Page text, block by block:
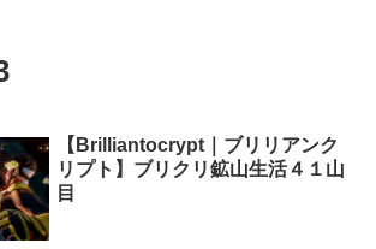
【Brilliantocrypt｜ブリリアンク
リプト】ブリクリ鉱山生活４１山
目